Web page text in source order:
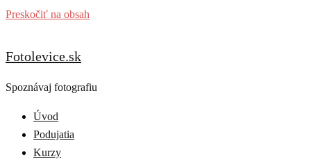
Preskočiť na obsah
Fotolevice.sk
Spoznávaj fotografiu
Úvod
Podujatia
Kurzy